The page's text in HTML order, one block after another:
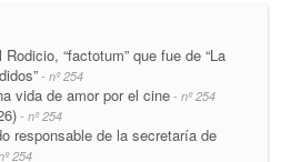
“factotum” que fue de “La
- nº 254
vida de amor por el cine - nº 254
- nº 254
responsable de la secretaría de
254